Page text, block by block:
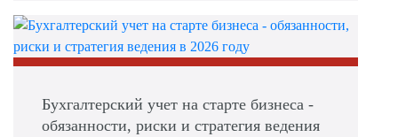
Бухгалтерский учет на старте бизнеса -
обязанности, риски и стратегия ведения